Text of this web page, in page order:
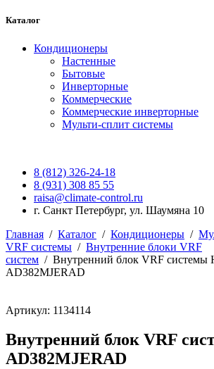
Каталог
Кондиционеры
Настенные
Бытовые
Инверторные
Коммерческие
Коммерческие инверторные
Мульти-сплит системы
8 (812) 326-24-18
8 (931) 308 85 55
raisa@climate-control.ru
г. Санкт Петербург, ул. Шаумяна 10
Главная / Каталог / Кондиционеры /
VRF системы / Внутренние блоки VRF
систем / Внутренний блок VRF системы
AD382MJERAD
Артикул: 1134114
Внутренний блок VRF
AD382MJERAD